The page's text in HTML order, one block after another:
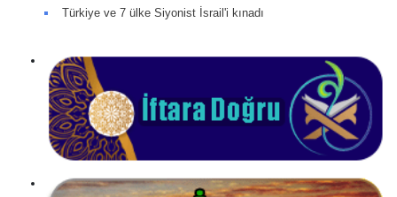
Türkiye ve 7 ülke Siyonist İsrail'i kınadı